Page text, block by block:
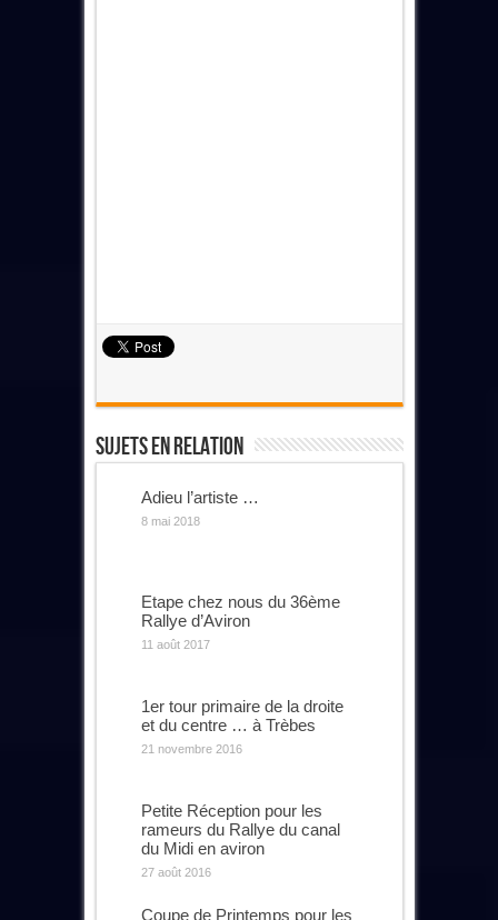
Sujets En Relation
Adieu l’artiste …
8 mai 2018
Etape chez nous du 36ème
Rallye d’Aviron
11 août 2017
1er tour primaire de la droite
et du centre … à Trèbes
21 novembre 2016
Petite Réception pour les
rameurs du Rallye du canal
du Midi en aviron
27 août 2016
Coupe de Printemps pour les